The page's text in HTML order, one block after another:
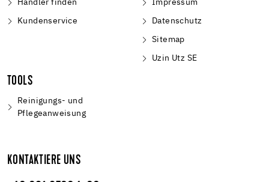
Händler finden
Kundenservice
Impressum
Datenschutz
Sitemap
Uzin Utz SE
TOOLS
Reinigungs- und
Pflegeanweisung
KONTAKTIERE UNS